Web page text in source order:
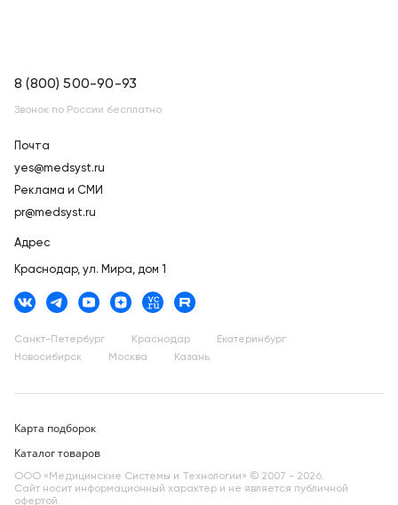
8 (800) 500-90-93
Звонок по России бесплатно
Почта
yes@medsyst.ru
Реклама и СМИ
pr@medsyst.ru
Адрес
Краснодар, ул. Мира, дом 1
Санкт-Петербург Краснодар
Екатеринбург
Новосибирск
Москва Казань
Карта подборок
Каталог товаров
ООО «Медицинские Системы и Технологии» © 2007 - 2026.
Сайт носит информационный характер и не является публичной
офертой.